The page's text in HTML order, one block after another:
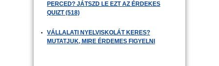
PERCED? JÁTSZD LE EZT AZ ÉRDEKES
QUIZT (518)
VÁLLALATI NYELVISKOLÁT KERES?
MUTATJUK, MIRE ÉRDEMES FIGYELNI